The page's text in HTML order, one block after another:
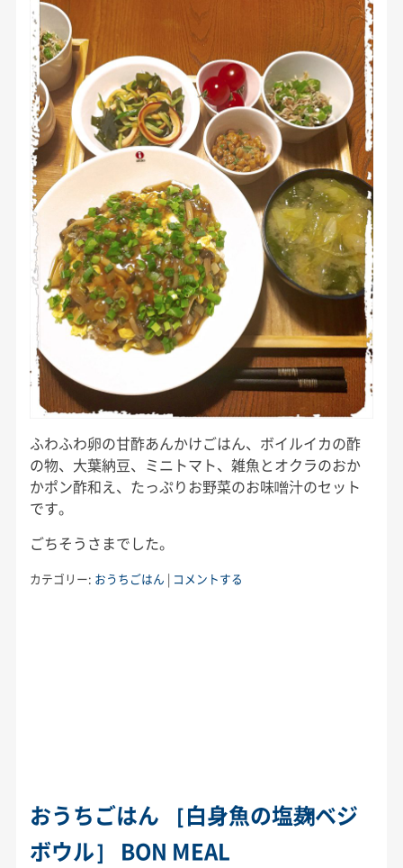
ふわふわ卵の甘酢あんかけごはん、ボイルイカの酢
の物、大葉納豆、ミニトマト、雑魚とオクラのおか
かポン酢和え、たっぷりお野菜のお味噌汁のセット
です。
ごちそうさまでした。
カテゴリー: おうちごはん | コメントする
おうちごはん ［白身魚の塩麹ベジ
ボウル］ BON MEAL